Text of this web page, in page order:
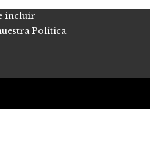
incluir
Política